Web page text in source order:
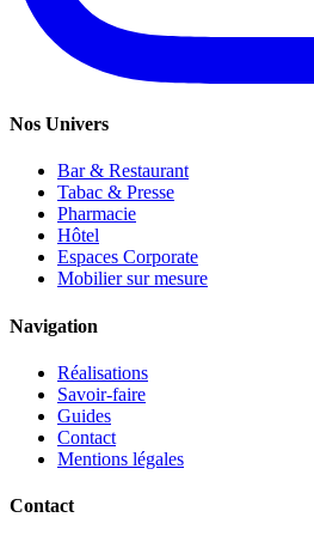
Nos Univers
Bar & Restaurant
Tabac & Presse
Pharmacie
Hôtel
Espaces Corporate
Mobilier sur mesure
Navigation
Réalisations
Savoir-faire
Guides
Contact
Mentions légales
Contact